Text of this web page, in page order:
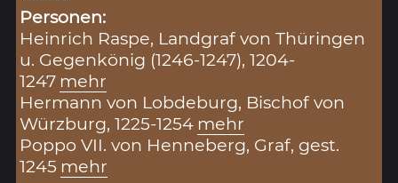
Personen:
Heinrich Raspe, Landgraf von Thüringen
u. Gegenkönig (1246-1247), 1204-
1247 mehr
Hermann von Lobdeburg, Bischof von
Würzburg, 1225-1254 mehr
Poppo VII. von Henneberg, Graf, gest.
1245 mehr